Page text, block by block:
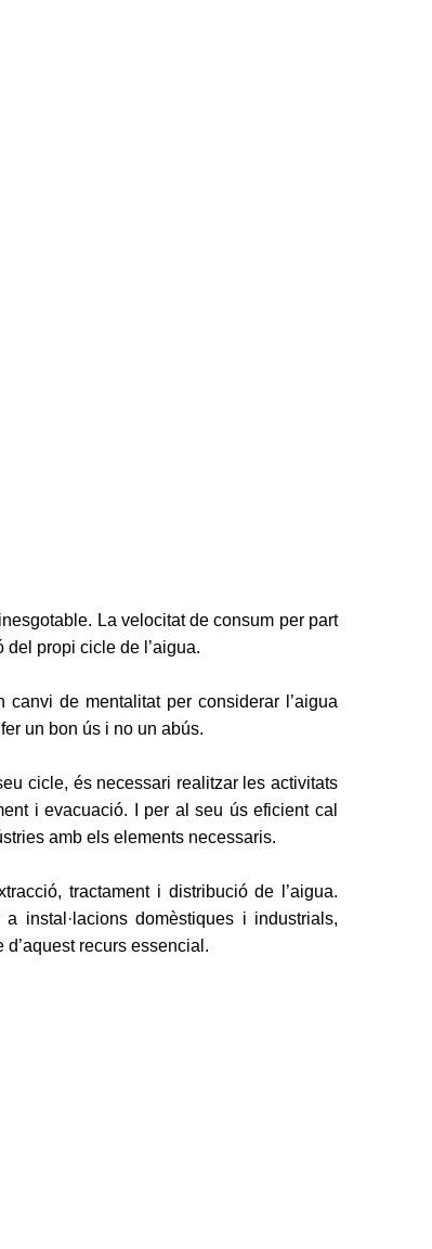
La velocitat de consum per part
propi cicle de l’aigua.
de mentalitat per considerar l’aigua
un bon ús i no un abús.
cicle, és necessari realitzar les activitats
i evacuació. I per al seu ús eficient cal
amb els elements necessaris.
tractament i distribució de l’aigua.
instal·lacions domèstiques i industrials,
recurs essencial.